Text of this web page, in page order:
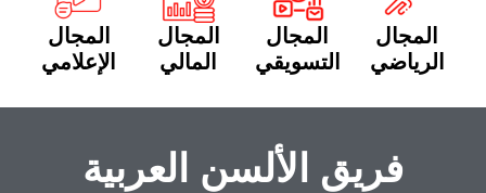
المجال
الرياضي
المجال
التسويقي
المجال
المالي
المجال
الإعلامي
فريق الألسن العربية